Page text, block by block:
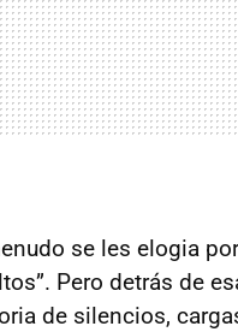
se les elogia
Pero detrás de
de silencios,